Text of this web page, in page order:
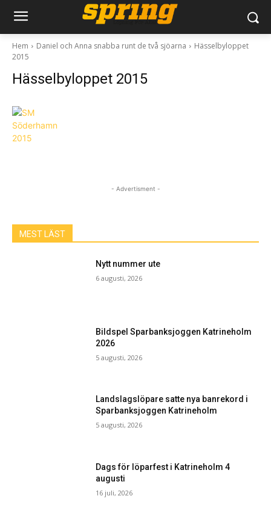
Hem Daniel och Anna snabba runt de två sjöarna
Hässelbyloppet
2015
Hässelbyloppet 2015
- Advertisment -
MEST LÄST
Nytt nummer ute
6 augusti, 2026
Bildspel Sparbanksjoggen Katrineholm
2026
5 augusti, 2026
Landslagslöpare satte nya banrekord i
Sparbanksjoggen Katrineholm
5 augusti, 2026
Dags för löparfest i Katrineholm 4
augusti
16 juli, 2026